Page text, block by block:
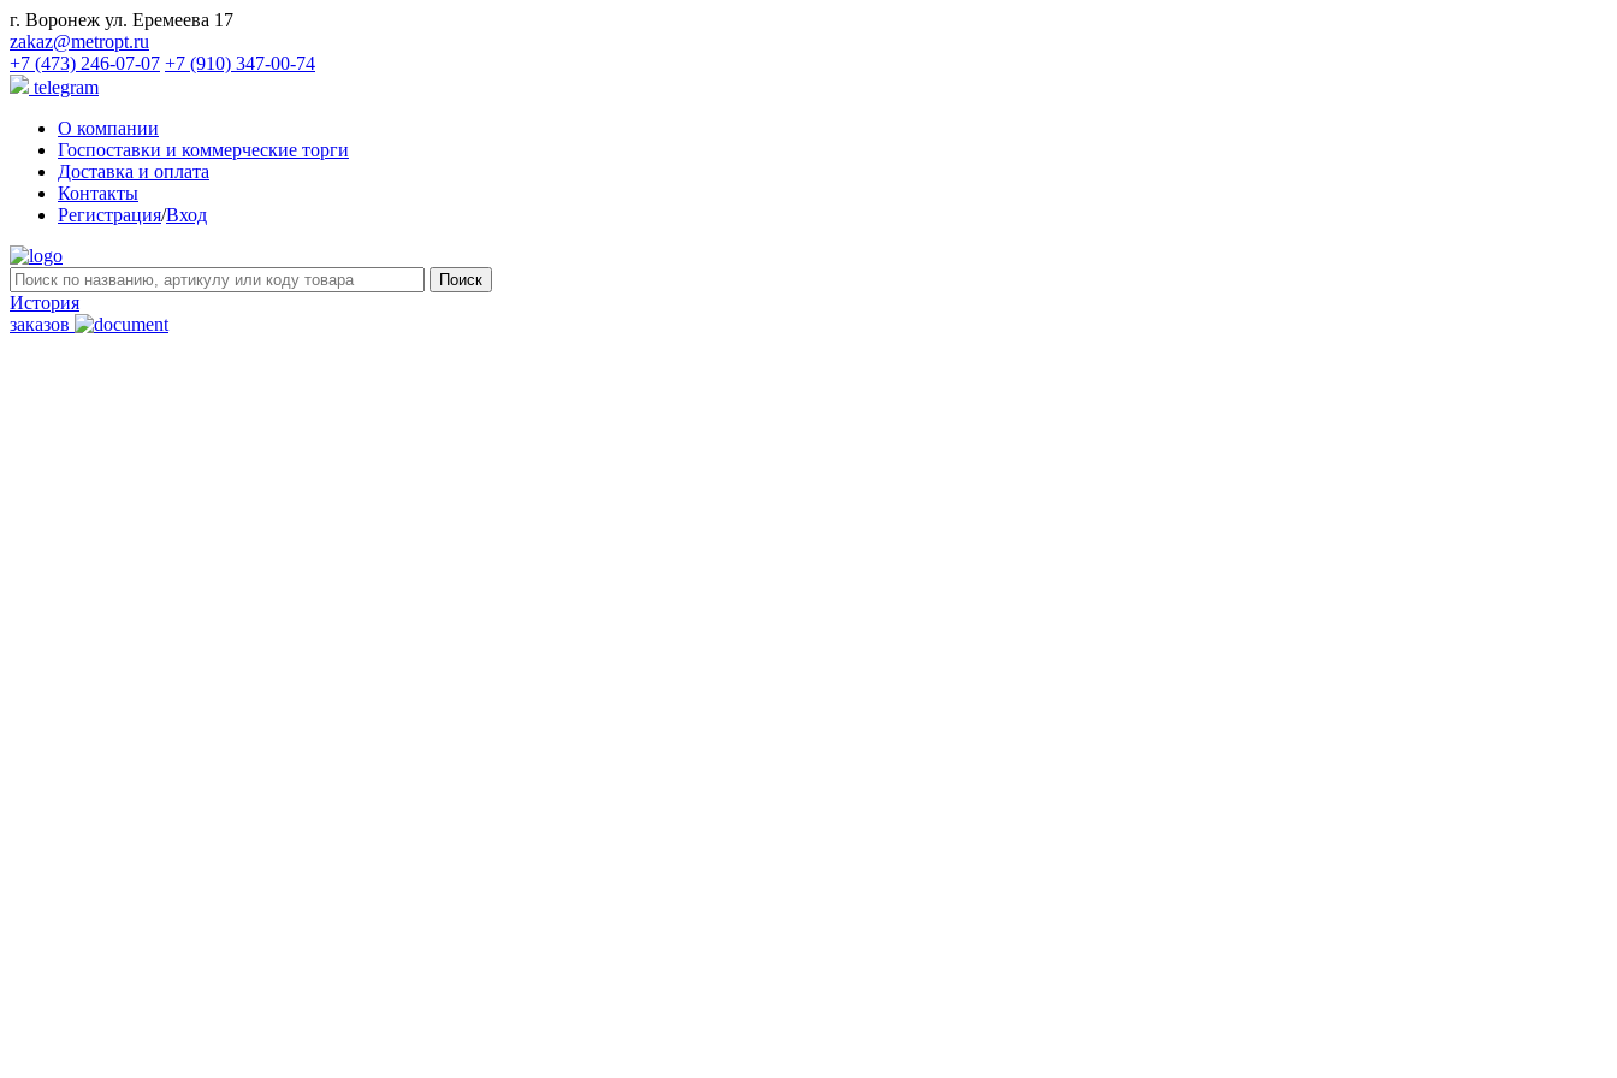
г. Воронеж ул. Еремеева 17
zakaz@metropt.ru
+7 (473) 246-07-07 +7 (910) 347-00-74
telegram
О компании
Госпоставки и коммерческие торги
Доставка и оплата
Контакты
Регистрация/Вход
История
заказов